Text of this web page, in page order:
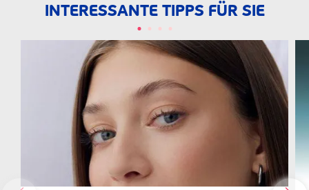
INTERESSANTE TIPPS FÜR SIE